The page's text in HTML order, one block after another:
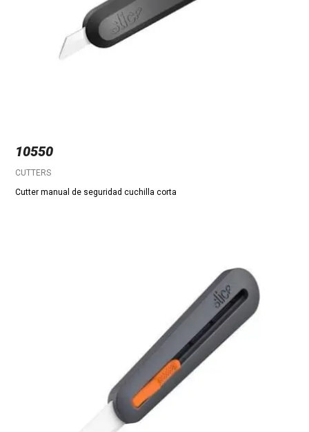
10550
CUTTERS
Cutter manual de seguridad cuchilla corta